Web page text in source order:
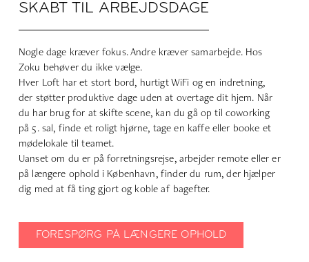
SKABT TIL ARBEJDSDAGE
Nogle dage kræver fokus. Andre kræver samarbejde. Hos
Zoku behøver du ikke vælge.
Hver Loft har et stort bord, hurtigt WiFi og en indretning,
der støtter produktive dage uden at overtage dit hjem. Når
du har brug for at skifte scene, kan du gå op til coworking
på 5. sal, finde et roligt hjørne, tage en kaffe eller booke et
mødelokale til teamet.
Uanset om du er på forretningsrejse, arbejder remote eller er
på længere ophold i København, finder du rum, der hjælper
dig med at få ting gjort og koble af bagefter.
FORESPØRG PÅ LÆNGERE OPHOLD